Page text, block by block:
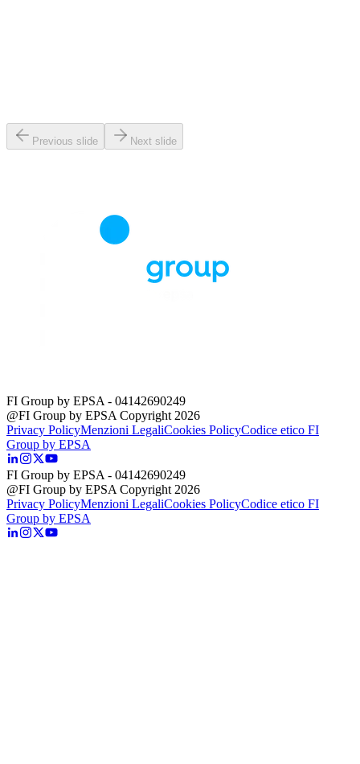
Previous slide Next slide
FI Group by EPSA - 04142690249
@FI Group by EPSA Copyright 2026
Privacy PolicyMenzioni LegaliCookies PolicyCodice etico FI
Group by EPSA
FI Group by EPSA - 04142690249
@FI Group by EPSA Copyright 2026
Privacy PolicyMenzioni LegaliCookies PolicyCodice etico FI
Group by EPSA